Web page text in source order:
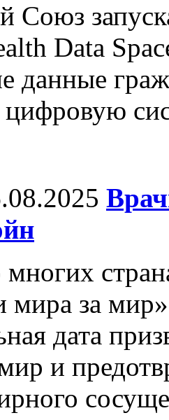
Союз
Data
данные
многих
мира за
дата
и